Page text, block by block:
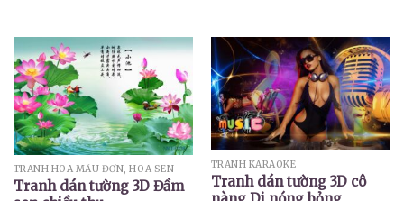
TRANH HOA MẪU ĐƠN, HOA SEN
Tranh dán tường 3D Đầm
TRANH KARAOKE
Tranh dán tường 3D cô